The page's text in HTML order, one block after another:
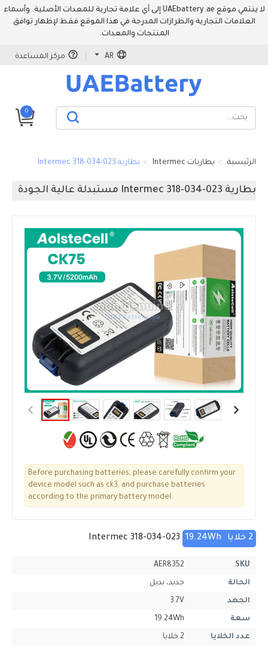
لا ينتمي موقع UAEbattery.ae إلى أي علامة تجارية للمعدات الأصلية. وأسماء
العلامات التجارية والطرازات المدرجة في هذا الموقع فقط لإظهار توافق
المنتجات والمعدات.
AR مركز المساعدة
0
الرئيسية بطاريات Intermec بطارية Intermec 318-034-023
بطارية Intermec 318-034-023 مستبدلة عالية الجودة
Before purchasing batteries, please carefully confirm your
device model such as ck3, and purchase batteries
according to the primary battery model.
2 خلايا 19.24Wh
SKU
AER8352
الحالة جديد، بديل
الجهد 3.7V
سعة 19.24Wh
عدد الخلايا 2 خلايا